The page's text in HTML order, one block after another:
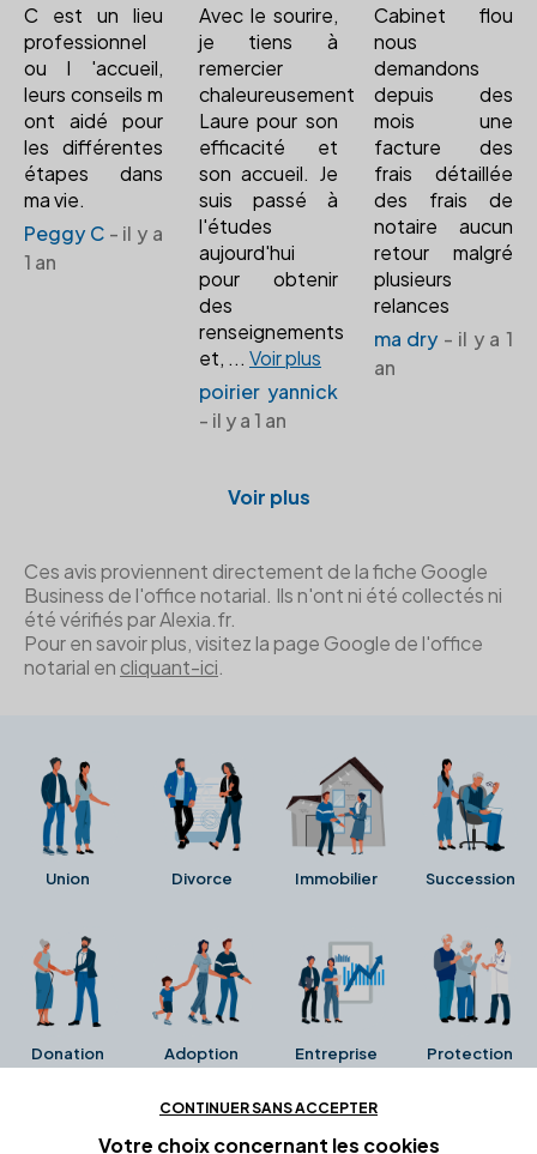
C est un lieu
professionnel
ou l 'accueil,
leurs conseils m
ont aidé pour
les différentes
étapes dans
ma vie.
Peggy C- il y a
1 an
Avec le sourire,
je tiens à
remercier
chaleureusement
Laure pour son
efficacité et
son accueil. Je
suis passé à
l'études
aujourd'hui
pour obtenir
des
renseignements
et, ... Voir plus
poirier yannick
- il y a 1 an
Cabinet flou
nous
demandons
depuis des
mois une
facture des
frais détaillée
des frais de
notaire aucun
retour malgré
plusieurs
relances
ma dry - il y a 1
an
Voir plus
Ces avis proviennent directement de la fiche Google
Business de l'office notarial. Ils n'ont ni été collectés ni
été vérifiés par Alexia.fr.
Pour en savoir plus, visitez la page Google de l'office
notarial en cliquant-ici.
Union Divorce Immobilier Succession
Donation Adoption Entreprise Protection
Ces avis proviennent directement de la fiche Google
CONTINUER SANS ACCEPTER
Votre choix concernant les cookies